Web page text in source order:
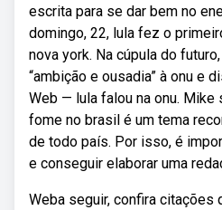
escrita para se dar bem no
domingo, 22, lula fez o
nova york. Na cúpula do
“ambição e ousadia” à onu e
Web — lula falou na onu.
fome no brasil é um tema
de todo país. Por isso, é
e conseguir elaborar uma
Weba seguir, confira citações